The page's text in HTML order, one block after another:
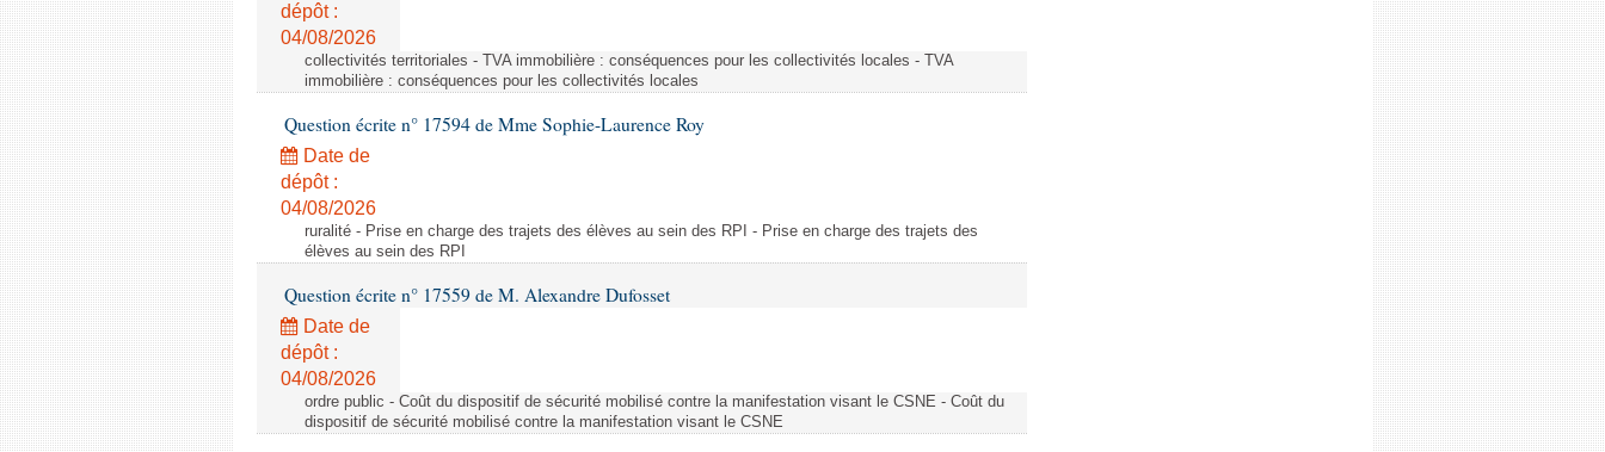
dépôt :
04/08/2026
collectivités territoriales - TVA immobilière : conséquences pour les collectivités locales - TVA
immobilière : conséquences pour les collectivités locales
Question écrite n° 17594 de Mme Sophie-Laurence Roy
Date de
dépôt :
04/08/2026
ruralité - Prise en charge des trajets des élèves au sein des RPI - Prise en charge des trajets des
élèves au sein des RPI
Question écrite n° 17559 de M. Alexandre Dufosset
Date de
dépôt :
04/08/2026
ordre public - Coût du dispositif de sécurité mobilisé contre la manifestation visant le CSNE - Coût du
dispositif de sécurité mobilisé contre la manifestation visant le CSNE